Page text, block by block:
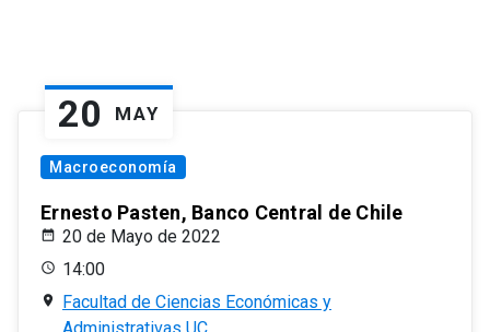
20 MAY
Macroeconomía
Ernesto Pasten, Banco Central de Chile
20 de Mayo de 2022
14:00
Facultad de Ciencias Económicas y